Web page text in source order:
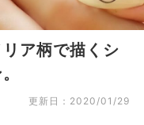
リア柄で描くシ
更新日： 2020/01/29